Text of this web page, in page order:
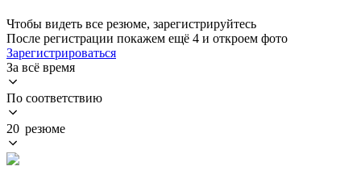
Чтобы видеть все резюме, зарегистрируйтесь
После регистрации покажем ещё 4 и откроем фото
Зарегистрироваться
За всё время
По соответствию
20 резюме